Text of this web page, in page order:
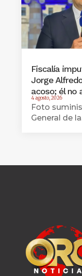
Fiscalía
Jorge
acoso; él no
4 agosto, 2026
Foto
General de